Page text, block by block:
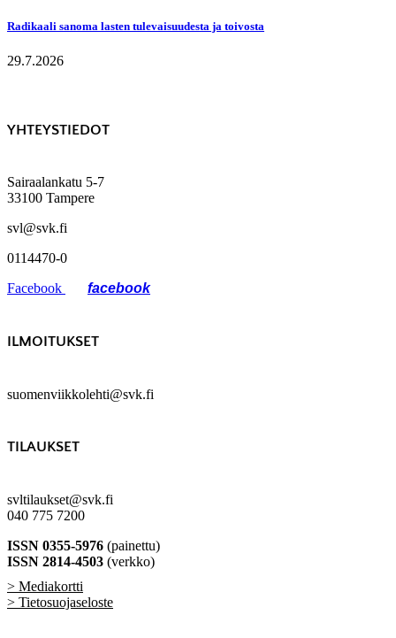
Radikaali sanoma lasten tulevaisuudesta ja toivosta
29.7.2026
YHTEYSTIEDOT
Sairaalankatu 5-7
33100 Tampere
svl@svk.fi
0114470-0
Facebook
ILMOITUKSET
suomenviikkolehti@svk.fi
TILAUKSET
svltilaukset@svk.fi
040 775 7200
ISSN 0355-5976 (painettu)
ISSN 2814-4503 (verkko)
> Mediakortti
> Tietosuojaseloste